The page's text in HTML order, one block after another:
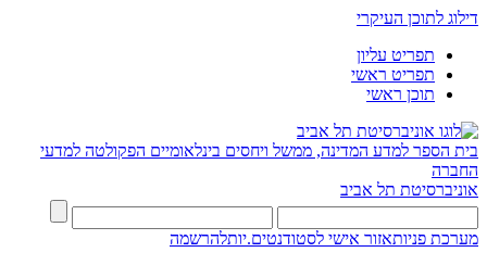
דילוג לתוכן העיקרי
תפריט עליון
תפריט ראשי
תוכן ראשי
בית הספר למדע המדינה, ממשל ויחסים בינלאומיים הפקולטה למדעי
החברה
אוניברסיטת תל אביב
מערכת פניותאזור אישי לסטודנטים.יותלהרשמה